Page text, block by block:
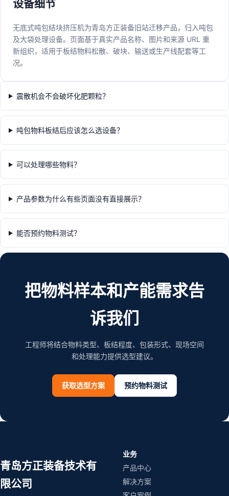
设备细节
无底式吨包结块挤压机为青岛方正装备旧站迁移产品，归入吨包
及大袋处理设备。页面基于真实产品名称、图片和来源 URL 重
新组织，适用于板结物料松散、破块、输送或生产线配套等工
况。
震散机会不会破坏化肥颗粒？
吨包物料板结后应该怎么选设备？
可以处理哪些物料？
产品参数为什么有些页面没有直接展示？
能否预约物料测试？
把物料样本和产能需求告
诉我们
工程师将结合物料类型、板结程度、包装形式、现场空间
和处理能力提供选型建议。
获取选型方案 预约物料测试
青岛方正装备技术有
限公司
业务
产品中心
解决方案